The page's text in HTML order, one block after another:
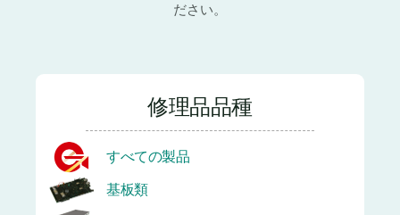
ださい。
修理品品種
すべての製品
基板類